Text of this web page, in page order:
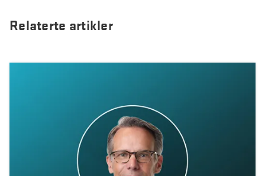
Relaterte artikler